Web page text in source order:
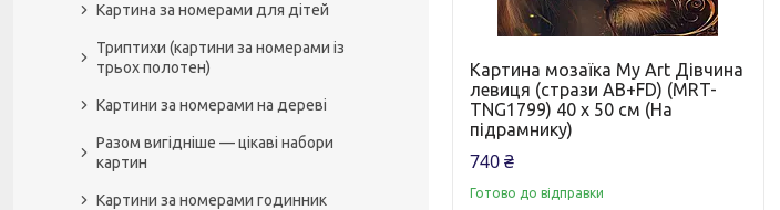
Картина мозаїка My Art Дівчина
левиця (стрази AB+FD) (MRT-
TNG1799) 40 х 50 см (На
підрамнику)
740 ₴
Готово до відправки
Картина за номерами для дітей
Триптихи (картини за номерами із
трьох полотен)
Картини за номерами на дереві
Разом вигідніше — цікаві набори
картин
Картини за номерами годинник